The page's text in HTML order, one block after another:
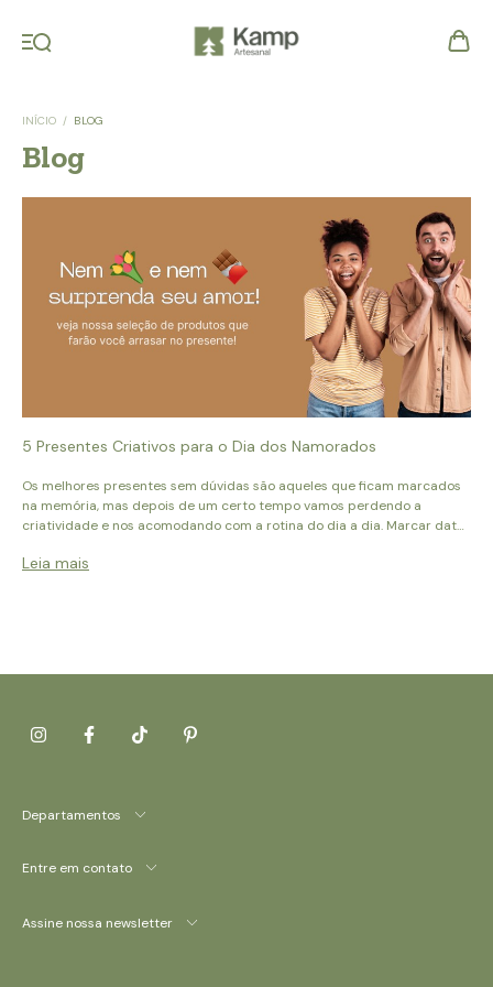
INÍCIO / BLOG
Blog
5 Presentes Criativos para o Dia dos Namorados
Os melhores presentes sem dúvidas são aqueles que ficam marcados
na memória, mas depois de um certo tempo vamos perdendo a
criatividade e nos acomodando com a rotina do dia a dia. Marcar datas
Leia mais
Departamentos
Entre em contato
Assine nossa newsletter